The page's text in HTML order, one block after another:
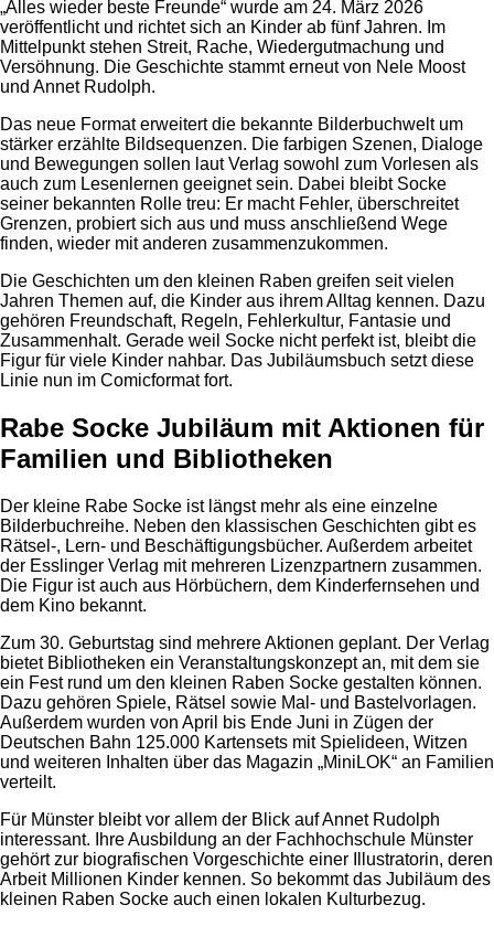
„Alles wieder beste Freunde“ wurde am 24. März 2026
veröffentlicht und richtet sich an Kinder ab fünf Jahren. Im
Mittelpunkt stehen Streit, Rache, Wiedergutmachung und
Versöhnung. Die Geschichte stammt erneut von Nele Moost
und Annet Rudolph.
Das neue Format erweitert die bekannte Bilderbuchwelt um
stärker erzählte Bildsequenzen. Die farbigen Szenen, Dialoge
und Bewegungen sollen laut Verlag sowohl zum Vorlesen als
auch zum Lesenlernen geeignet sein. Dabei bleibt Socke
seiner bekannten Rolle treu: Er macht Fehler, überschreitet
Grenzen, probiert sich aus und muss anschließend Wege
finden, wieder mit anderen zusammenzukommen.
Die Geschichten um den kleinen Raben greifen seit vielen
Jahren Themen auf, die Kinder aus ihrem Alltag kennen. Dazu
gehören Freundschaft, Regeln, Fehlerkultur, Fantasie und
Zusammenhalt. Gerade weil Socke nicht perfekt ist, bleibt die
Figur für viele Kinder nahbar. Das Jubiläumsbuch setzt diese
Linie nun im Comicformat fort.
Rabe Socke Jubiläum mit Aktionen für
Familien und Bibliotheken
Der kleine Rabe Socke ist längst mehr als eine einzelne
Bilderbuchreihe. Neben den klassischen Geschichten gibt es
Rätsel-, Lern- und Beschäftigungsbücher. Außerdem arbeitet
der Esslinger Verlag mit mehreren Lizenzpartnern zusammen.
Die Figur ist auch aus Hörbüchern, dem Kinderfernsehen und
dem Kino bekannt.
Zum 30. Geburtstag sind mehrere Aktionen geplant. Der Verlag
bietet Bibliotheken ein Veranstaltungskonzept an, mit dem sie
ein Fest rund um den kleinen Raben Socke gestalten können.
Dazu gehören Spiele, Rätsel sowie Mal- und Bastelvorlagen.
Außerdem wurden von April bis Ende Juni in Zügen der
Deutschen Bahn 125.000 Kartensets mit Spielideen, Witzen
und weiteren Inhalten über das Magazin „MiniLOK“ an Familien
verteilt.
Für Münster bleibt vor allem der Blick auf Annet Rudolph
interessant. Ihre Ausbildung an der Fachhochschule Münster
gehört zur biografischen Vorgeschichte einer Illustratorin, deren
Arbeit Millionen Kinder kennen. So bekommt das Jubiläum des
kleinen Raben Socke auch einen lokalen Kulturbezug.